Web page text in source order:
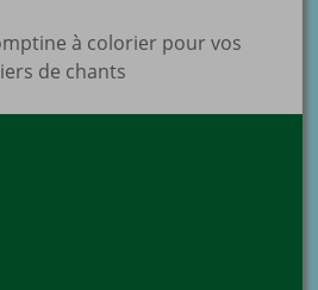
à colorier pour vos
de chants